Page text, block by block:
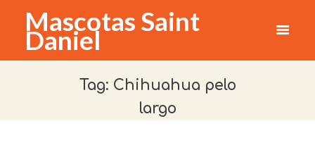
Mascotas Saint
Daniel
Tag: Chihuahua pelo
largo